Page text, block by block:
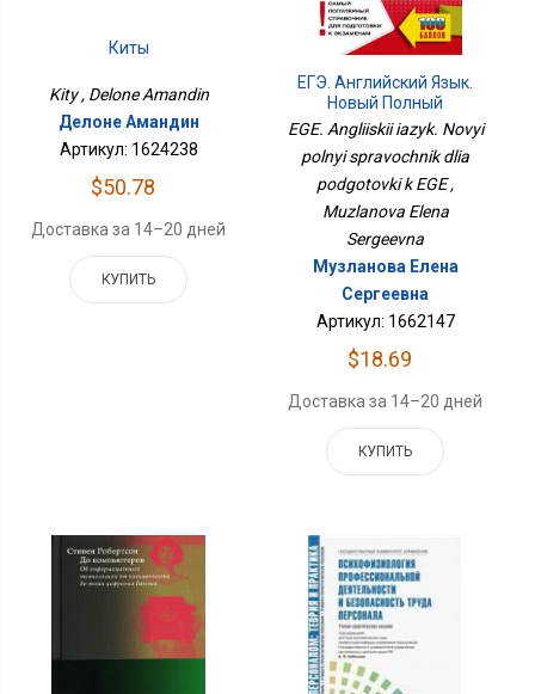
Киты
Kity , Delone Amandin
Делоне Амандин
Артикул: 1624238
$50.78
Доставка за 14–20 дней
КУПИТЬ
ЕГЭ. Английский Язык.
Новый Полный
Справочник Для
Подготовки К ЕГЭ
EGE. Angliiskii iazyk. Novyi
polnyi spravochnik dlia
podgotovki k EGE ,
Muzlanova Elena
Sergeevna
Музланова Елена
Сергеевна
Артикул: 1662147
$18.69
Доставка за 14–20 дней
КУПИТЬ